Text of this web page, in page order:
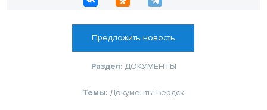
Предложить новость
Раздел: ДОКУМЕНТЫ
Темы: Документы Бердск